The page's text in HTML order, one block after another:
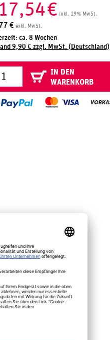
€ inkl. 19% MwSt.
€ exkl. MwSt.
ca. 8 Wochen
9,90 € zzgl. MwSt. (Deutschland)
IN DEN
WARENKORB